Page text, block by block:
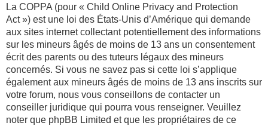
La COPPA (pour « Child Online Privacy and Protection
Act ») est une loi des États-Unis d’Amérique qui demande
aux sites internet collectant potentiellement des informations
sur les mineurs âgés de moins de 13 ans un consentement
écrit des parents ou des tuteurs légaux des mineurs
concernés. Si vous ne savez pas si cette loi s’applique
également aux mineurs âgés de moins de 13 ans inscrits sur
votre forum, nous vous conseillons de contacter un
conseiller juridique qui pourra vous renseigner. Veuillez
noter que phpBB Limited et que les propriétaires de ce